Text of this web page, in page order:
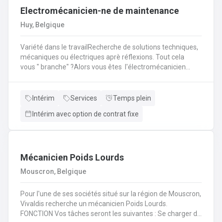
leur véhicule et les réparations à prévoir.
Electromécanicien-ne de maintenance
Huy, Belgique
Variété dans le travailRecherche de solutions techniques,
mécaniques ou électriques aprè réflexions. Tout cela
vous " branche" ?Alors vous êtes l'électromécanicien
charge de différentes missions en intervention directe
Intérim Services
Temps plein
Intérim avec option de contrat fixe
Mécanicien Poids Lourds
Mouscron, Belgique
Pour l'une de ses sociétés situé sur la région de Mouscron,
Vivaldis recherche un mécanicien Poids Lourds.
FONCTION Vos tâches seront les suivantes : Se charger du